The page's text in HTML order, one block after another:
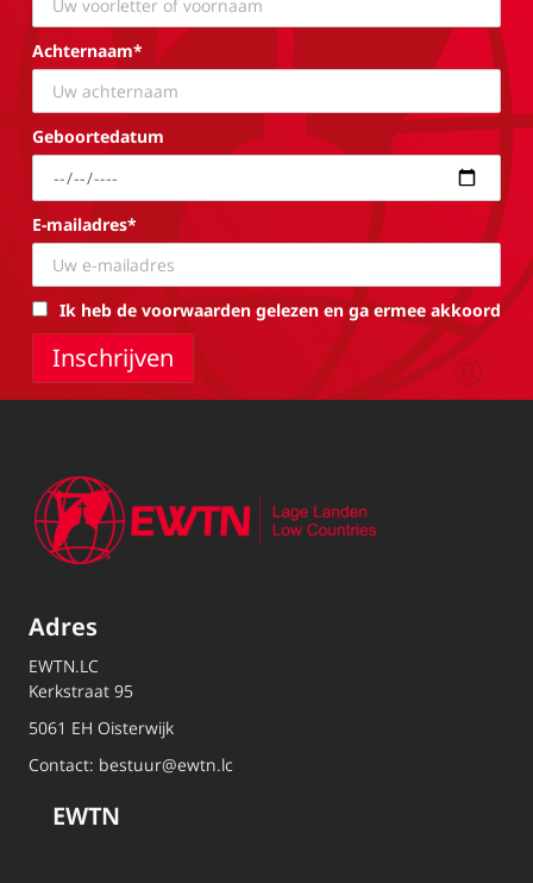
Achternaam*
Geboortedatum
E-mailadres*
Ik heb de voorwaarden gelezen en ga ermee akkoord
Adres
EWTN.LC
Kerkstraat 95
5061 EH Oisterwijk
Contact: bestuur@ewtn.lc
EWTN